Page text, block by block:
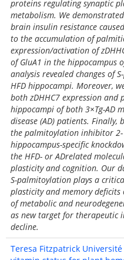
proteins regulating synaptic
metabolism. We
brain insulin resistance
to the accumulation of
expression/activation of
of GluA1 in the hippocampus
analysis revealed changes of
HFD hippocampi. Moreover,
both zDHHC7 expression
hippocampi of both 3×Tg-AD
disease (AD) patients.
the palmitoylation inhibitor
hippocampus-specific
the HFD- or ADrelated
plasticity and cognition. Our
S-palmitoylation plays a
plasticity and memory
of metabolic and
as new target for therapeutic
decline.
Teresa Fitzpatrick